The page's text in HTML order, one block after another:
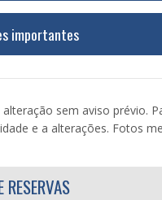
importantes
sem aviso prévio.
e a alterações. Fotos
RESERVAS